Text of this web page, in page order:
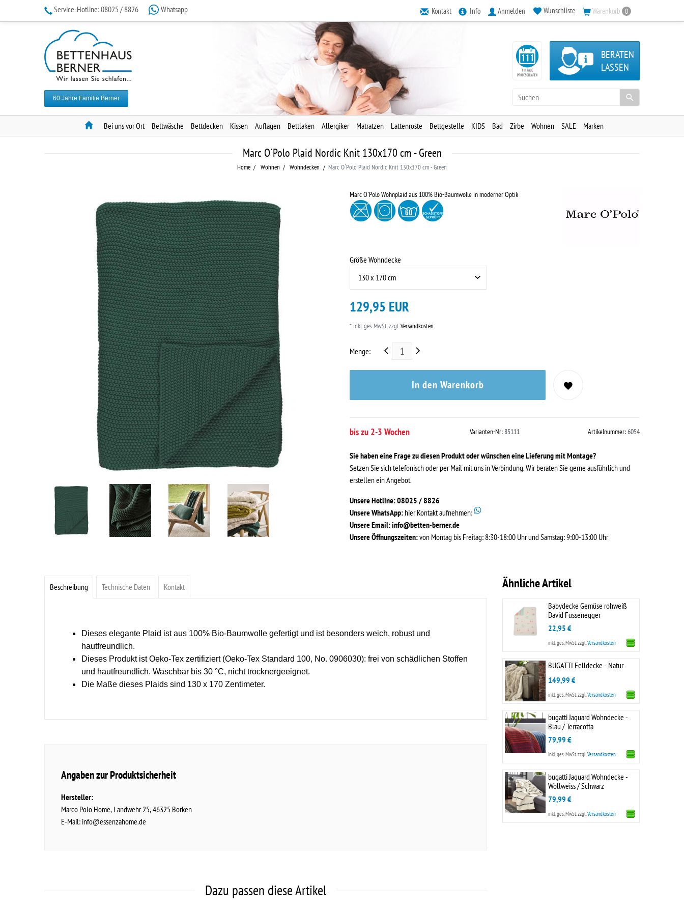
Service-Hotline:08025 / 8826 Whatsapp Kontakt Info Anmelden Wunschliste Warenkorb 0
60 Jahre Familie Berner
BERATEN
LASSEN
HomeBei uns vor Ort Bettwäsche Bettdecken Kissen Auflagen Bettlaken Allergiker Matratzen Lattenroste Bettgestelle KIDS Bad Zirbe Wohnen SALE Marken
Marc O´Polo Plaid Nordic Knit 130x170 cm - Green
Home Wohnen Wohndecken Marc O´Polo Plaid Nordic Knit 130x170 cm - Green
Marc O´Polo Wohnplaid aus 100% Bio-Baumwolle in moderner Optik
Größe Wohndecke
129,95 EUR
* inkl. ges. MwSt. zzgl.Versandkosten
Menge:
In den Warenkorb
bis zu 2-3 Wochen Varianten-Nr:85111 Artikelnummer:6054
Sie haben eine Frage zu diesen Produkt oder wünschen eine Lieferung mit Montage?
Setzen Sie sich telefonisch oder per Mail mit uns in Verbindung. Wir beraten Sie gerne ausführlich und
erstellen ein Angebot.
Unsere Hotline: 08025 / 8826
Unsere WhatsApp: hier Kontakt aufnehmen:
Unsere Email:info@betten-berner.de
Unsere Öffnungszeiten:von Montag bis Freitag: 8:30-18:00 Uhr und Samstag: 9:00-13:00 Uhr
Beschreibung Technische Daten Kontakt
Dieses elegante Plaid ist aus 100% Bio-Baumwolle gefertigt und ist besonders weich, robust und
hautfreundlich.
Dieses Produkt ist Oeko-Tex zertifiziert (Oeko-Tex Standard 100, No. 0906030): frei von schädlichen Stoffen
und hautfreundlich. Waschbar bis 30 °C, nicht trocknergeeignet.
Die Maße dieses Plaids sind 130 x 170 Zentimeter.
Angaben zur Produktsicherheit
Hersteller:
Marco Polo Home Landwehr25 46325 Borken
E-Mail: info@essenzahome.de
Dazu passen diese Artikel
Ähnliche Artikel
Babydecke Gemüse rohweiß
David Fussenegger
22,95 €
inkl. ges. MwSt.zzgl.Versandkosten
BUGATTI Felldecke - Natur
149,99 €
inkl. ges. MwSt.zzgl.Versandkosten
bugatti Jaquard Wohndecke -
Blau / Terracotta
79,99 €
inkl. ges. MwSt.zzgl.Versandkosten
bugatti Jaquard Wohndecke -
Wollweiss / Schwarz
79,99 €
inkl. ges. MwSt.zzgl.Versandkosten